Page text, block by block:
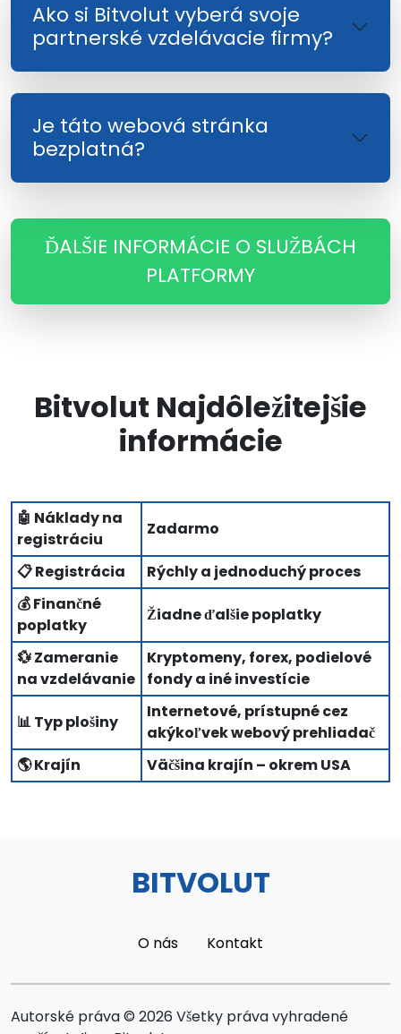
Ako si Bitvolut vyberá svoje
partnerské vzdelávacie firmy?
Je táto webová stránka
bezplatná?
ĎALŠIE INFORMÁCIE O SLUŽBÁCH
PLATFORMY
Bitvolut Najdôležitejšie
informácie
🤖 Náklady na
registráciu
Zadarmo
📋 Registrácia
Rýchly a jednoduchý proces
💰 Finančné
poplatky
Žiadne ďalšie poplatky
💱 Zameranie
na vzdelávanie
Kryptomeny, forex, podielové
fondy a iné investície
📊 Typ plošiny
Internetové, prístupné cez
akýkoľvek webový prehliadač
🌎 Krajín
Väčšina krajín – okrem USA
BITVOLUT
O nás Kontakt
Autorské práva © 2026 Všetky práva vyhradené